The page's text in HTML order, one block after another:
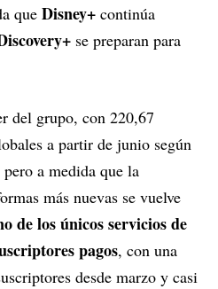
que Disney+ continúa
se preparan para
del grupo, con 220,67
a partir de junio según
a medida que la
más nuevas se vuelve
de los únicos servicios de
pagos, con una
desde marzo y casi